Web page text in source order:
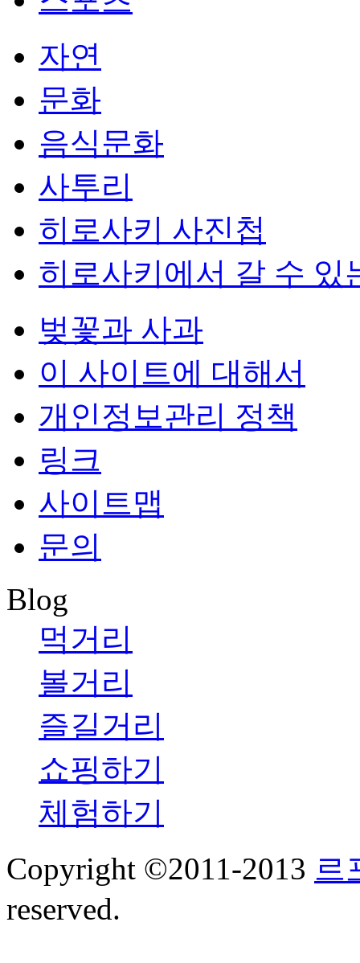
자연
문화
음식문화
사투리
히로사키 사진첩
히로사키에서 갈 수 있
벚꽃과 사과
이 사이트에 대해서
개인정보관리 정책
링크
사이트맵
문의
Blog
먹거리
볼거리
즐길거리
쇼핑하기
체험하기
Copyright ©2011-2013 르
reserved.